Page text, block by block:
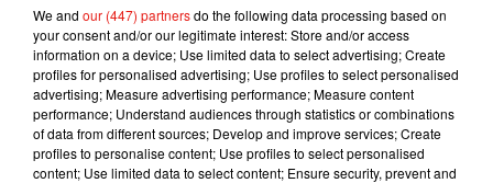
Voir cette publication sur Instagram
�xÈ It’s teddy time. . . . #petsquirrel #squirrel
#squirrels #squirrellove #squirrellife
#squirrelsofig #squirrelsofinstagram
We and our (447) partnersdo the following data processing based on
your consent and/or our legitimate interest: Store and/or access
information on a device; Use limited data to select advertising; Create
profiles for personalised advertising; Use profiles to select personalised
advertising; Measure advertising performance; Measure content
performance; Understand audiences through statistics or combinations
of data from different sources; Develop and improve services; Create
profiles to personalise content; Use profiles to select personalised
content; Use limited data to select content; Ensure security, prevent and